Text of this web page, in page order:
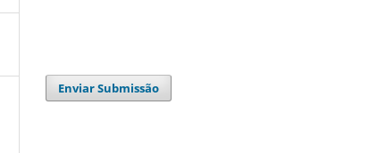
Enviar Submissão